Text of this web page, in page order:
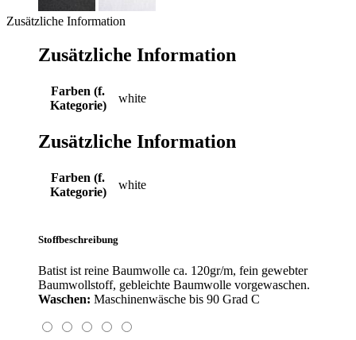
Zusätzliche Information
Zusätzliche Information
Farben (f.
Kategorie)
white
Zusätzliche Information
Farben (f.
Kategorie)
white
Stoffbeschreibung
Batist ist reine Baumwolle ca. 120gr/m, fein gewebter
Baumwollstoff, gebleichte Baumwolle vorgewaschen.
Waschen: Maschinenwäsche bis 90 Grad C